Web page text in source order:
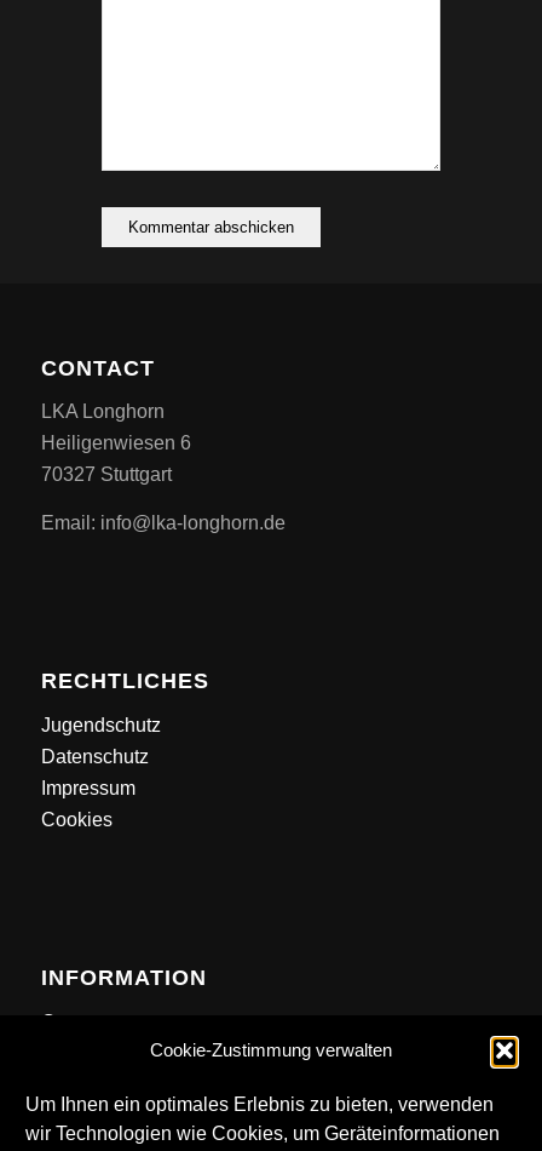
Cookie-Zustimmung verwalten
Um Ihnen ein optimales Erlebnis zu bieten, verwenden
wir Technologien wie Cookies, um Geräteinformationen
CONTACT
LKA Longhorn
Heiligenwiesen 6
70327 Stuttgart
Email: info@lka-longhorn.de
RECHTLICHES
Jugendschutz
Datenschutz
Impressum
Cookies
INFORMATION
Contact